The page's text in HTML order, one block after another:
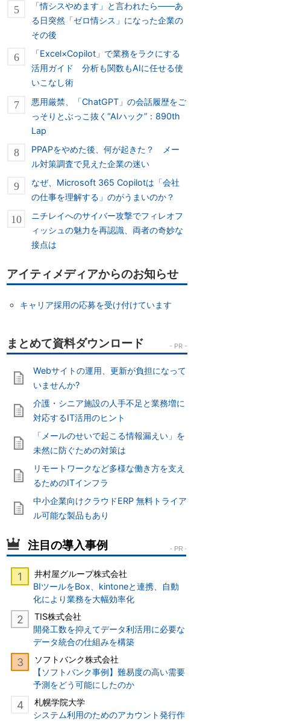
「情シスやめます」と言われたら――あ
る日突然「ゼロ情シス」になった企業の
その後
「Excel×Copilot」で業務をラクにする
活用ガイド 分析も関数もAIに任せる使
いこなし術
悪用厳禁、「ChatGPT」の会話履歴をご
っそりとぶっこ抜く“AIハック”：890th
Lap
PPAPをやめた後、何が起きた？ メー
ル対策調査で見えた企業の迷い
なぜ、Microsoft 365 Copilotは「会社
の仕事を理解する」のがうまいのか？
ニチレイへのサイバー攻撃でフィレオフ
ィッシュの魅力を再認識、両者の奇妙な
接点は
アイティメディアからのお知らせ
キャリア採用の応募を受け付けています
Webサイトの運用、更新が負担になって
いませんか?
介護・シニア施設の人手不足と業務増に
対応するIT活用のヒント
「メールのせいで起こる情報漏えい」を
未然に防ぐための対策は
リモートワークなど多様な働き方を支え
るためのITインフラ
中小企業向けクラウドERP 無料トライア
ル可能な製品もあり